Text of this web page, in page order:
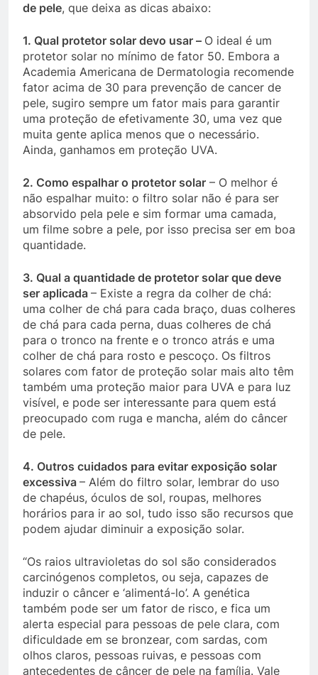
de pele, que deixa as dicas abaixo:
1. Qual protetor solar devo usar – O ideal é um
protetor solar no mínimo de fator 50. Embora a
Academia Americana de Dermatologia recomende
fator acima de 30 para prevenção de cancer de
pele, sugiro sempre um fator mais para garantir
uma proteção de efetivamente 30, uma vez que
muita gente aplica menos que o necessário.
Ainda, ganhamos em proteção UVA.
2. Como espalhar o protetor solar – O melhor é
não espalhar muito: o filtro solar não é para ser
absorvido pela pele e sim formar uma camada,
um filme sobre a pele, por isso precisa ser em boa
quantidade.
3. Qual a quantidade de protetor solar que deve
ser aplicada – Existe a regra da colher de chá:
uma colher de chá para cada braço, duas colheres
de chá para cada perna, duas colheres de chá
para o tronco na frente e o tronco atrás e uma
colher de chá para rosto e pescoço. Os filtros
solares com fator de proteção solar mais alto têm
também uma proteção maior para UVA e para luz
visível, e pode ser interessante para quem está
preocupado com ruga e mancha, além do câncer
de pele.
4. Outros cuidados para evitar exposição solar
excessiva – Além do filtro solar, lembrar do uso
de chapéus, óculos de sol, roupas, melhores
horários para ir ao sol, tudo isso são recursos que
podem ajudar diminuir a exposição solar.
“Os raios ultravioletas do sol são considerados
carcinógenos completos, ou seja, capazes de
induzir o câncer e ‘alimentá-lo’. A genética
também pode ser um fator de risco, e fica um
alerta especial para pessoas de pele clara, com
dificuldade em se bronzear, com sardas, com
olhos claros, pessoas ruivas, e pessoas com
antecedentes de câncer de pele na família. Vale